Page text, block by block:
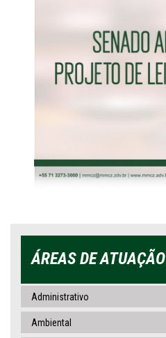
ÁREAS DE ATUAÇÃO
Administrativo
Ambiental